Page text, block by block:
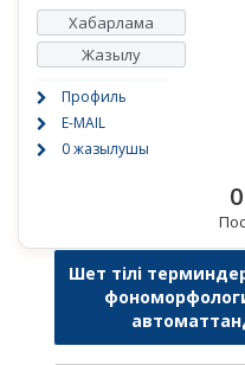
Хабарлама
Жазылу
Профиль
E-MAIL
0 жазылушы
0
Шет тілі